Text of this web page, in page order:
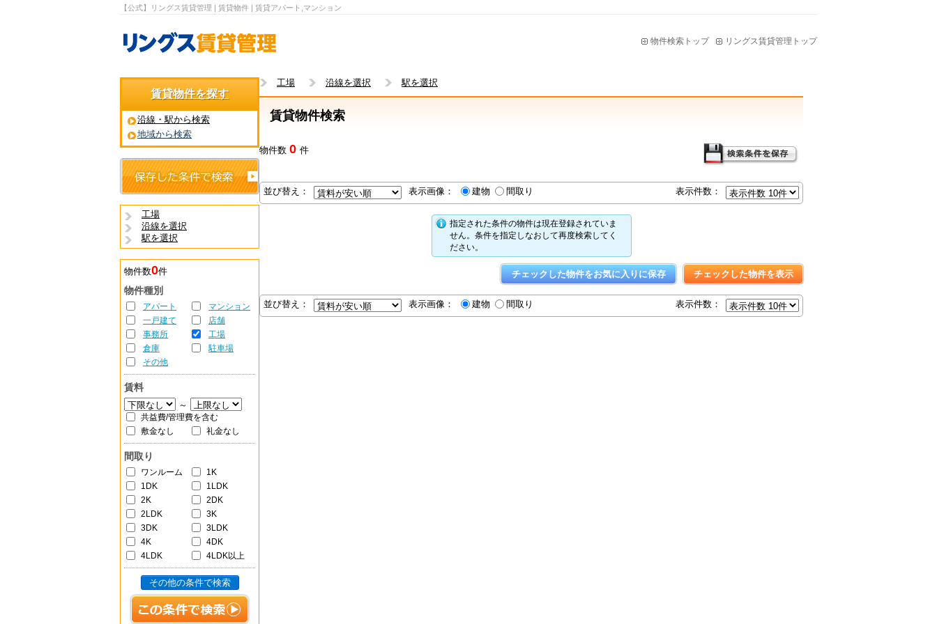
【公式】リングス賃貸管理 | 賃貸物件 | 賃貸アパート,マンション
物件検索トップ リングス賃貸管理トップ
賃貸物件を探す
沿線・駅から検索
地域から検索
工場
沿線を選択
駅を選択
物件数0件
物件種別
アパート
マンション
一戸建て
店舗
事務所
工場
倉庫
駐車場
その他
賃料
～
共益費/管理費を含む
敷金なし
礼金なし
間取り
ワンルーム
1K
1DK
1LDK
2K
2DK
2LDK
3K
3DK
3LDK
4K
4DK
4LDK
4LDK以上
その他の条件で検索
工場 沿線を選択 駅を選択
賃貸物件検索
物件数 0 件
並び替え： 表示画像： 建物 間取り 表示件数：
指定された条件の物件は現在登録されていま
せん。条件を指定しなおして再度検索してく
ださい。
並び替え： 表示画像： 建物 間取り 表示件数：